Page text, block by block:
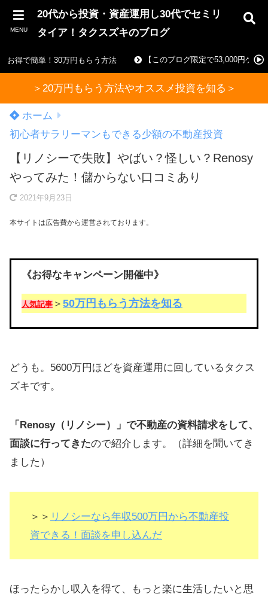
MENU
20代から投資・資産運用し30代でセミリ
タイア！タクスズキのブログ
お得で簡単！30万円もらう方法 【このブログ限定で53,000円ゲッ
＞20万円もらう方法やオススメ投資を知る＞
ホーム
初心者サラリーマンもできる少額の不動産投資
【リノシーで失敗】やばい？怪しい？Renosy
やってみた！儲からない口コミあり
2021年9月23日
本サイトは広告費から運営されております。
《お得なキャンペーン開催中》
人気記事 ＞ 50万円もらう方法を知る
どうも。5600万円ほどを資産運用に回しているタクス
ズキです。
「Renosy（リノシー）」で不動産の資料請求をして、
面談に行ってきたので紹介します。（詳細を聞いてき
ました）
＞＞ リノシーなら年収500万円から不動産投
資できる！面談を申し込んだ
ほったらかし収入を得て、もっと楽に生活したいと思